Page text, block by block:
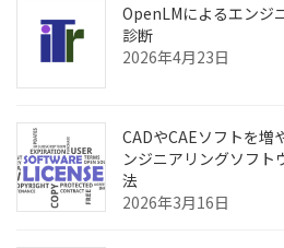
OpenLMによるエンジ
診断
2026年4月23日
CADやCAEソフトを増
ンジニアリングソフト
法
2026年3月16日